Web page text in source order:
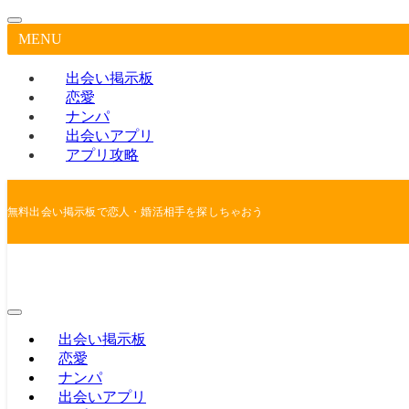
MENU
出会い掲示板
恋愛
ナンパ
出会いアプリ
アプリ攻略
無料出会い掲示板で恋人・婚活相手を探しちゃおう
出会い掲示板
恋愛
ナンパ
出会いアプリ